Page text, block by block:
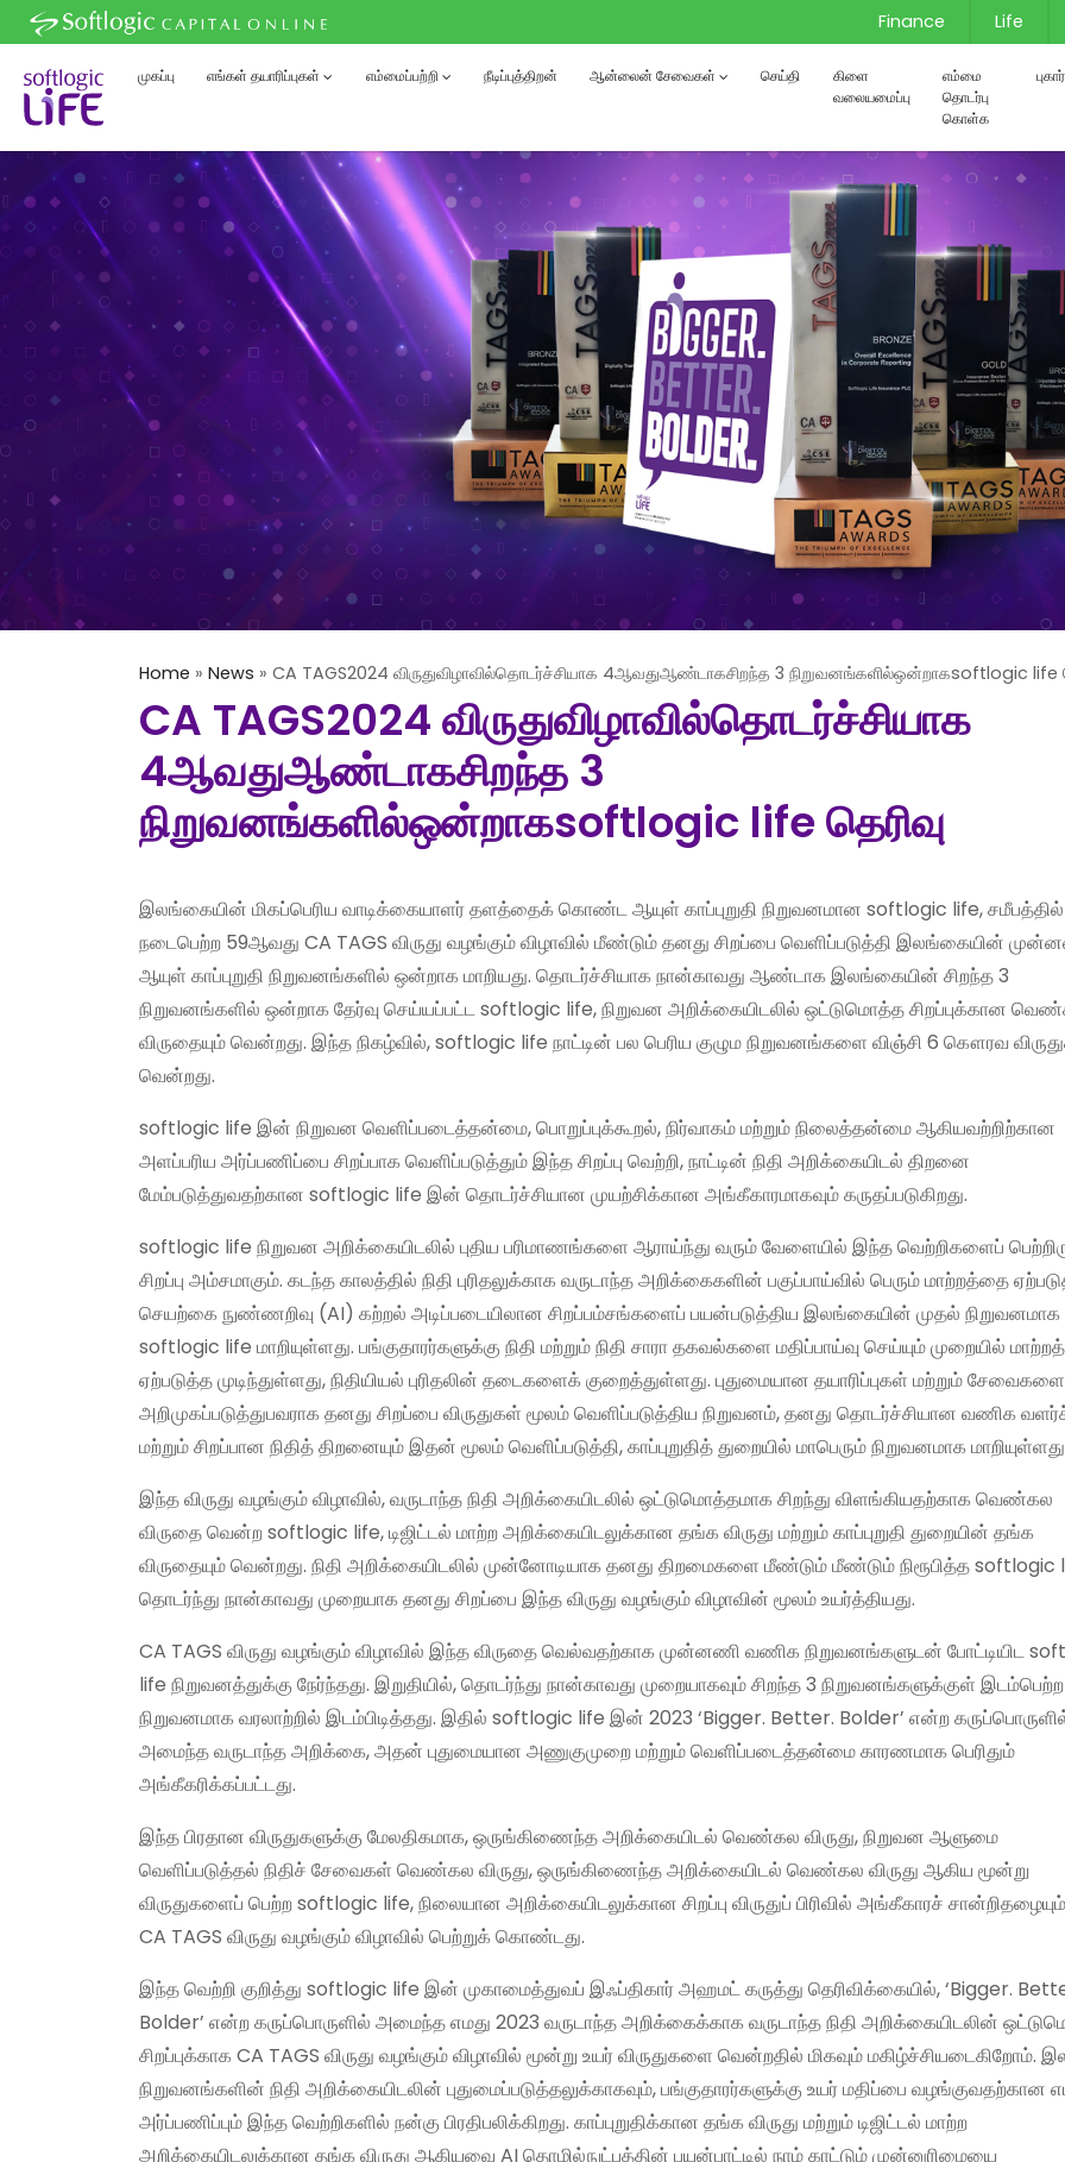
Finance Life
முகப்பு எங்கள் தயாரிப்புகள் எம்மைப்பற்றி நீடிப்புத்திறன் ஆன்லைன் சேவைகள் செய்தி
கிளை
வலையமைப்பு
எம்மை
தொடர்பு
கொள்க
Home » News » CA TAGS2024 விருதுவிழாவில்தொடர்ச்சியாக 4ஆவதுஆண்டாகசிறந்த 3 நிறுவனங்களில்ஒன்றாகsoftlogic life
CA TAGS2024 விருதுவிழாவில்தொடர்ச்சியாக
4ஆவதுஆண்டாகசிறந்த 3
நிறுவனங்களில்ஒன்றாகsoftlogic life தெரிவு
இலங்கையின் மிகப்பெரிய வாடிக்கையாளர் தளத்தைக் கொண்ட ஆயுள் காப்புறுதி நிறுவனமான softlogic life, சமீபத்தில்
நடைபெற்ற 59ஆவது CA TAGS விருது வழங்கும் விழாவில் மீண்டும் தனது சிறப்பை வெளிப்படுத்தி இலங்கையின்
ஆயுள் காப்புறுதி நிறுவனங்களில் ஒன்றாக மாறியது. தொடர்ச்சியாக நான்காவது ஆண்டாக இலங்கையின் சிறந்த 3
நிறுவனங்களில் ஒன்றாக தேர்வு செய்யப்பட்ட softlogic life, நிறுவன அறிக்கையிடலில் ஒட்டுமொத்த சிறப்புக்கான
விருதையும் வென்றது. இந்த நிகழ்வில், softlogic life நாட்டின் பல பெரிய குழும நிறுவனங்களை விஞ்சி 6 கௌரவ
வென்றது.
softlogic life இன் நிறுவன வெளிப்படைத்தன்மை, பொறுப்புக்கூறல், நிர்வாகம் மற்றும் நிலைத்தன்மை ஆகியவற்றிற்கான
அளப்பரிய அர்ப்பணிப்பை சிறப்பாக வெளிப்படுத்தும் இந்த சிறப்பு வெற்றி, நாட்டின் நிதி அறிக்கையிடல் திறனை
மேம்படுத்துவதற்கான softlogic life இன் தொடர்ச்சியான முயற்சிக்கான அங்கீகாரமாகவும் கருதப்படுகிறது.
softlogic life நிறுவன அறிக்கையிடலில் புதிய பரிமாணங்களை ஆராய்ந்து வரும் வேளையில் இந்த வெற்றிகளைப்
சிறப்பு அம்சமாகும். கடந்த காலத்தில் நிதி புரிதலுக்காக வருடாந்த அறிக்கைகளின் பகுப்பாய்வில் பெரும் மாற்றத்தை
செயற்கை நுண்ணறிவு (AI) கற்றல் அடிப்படையிலான சிறப்பம்சங்களைப் பயன்படுத்திய இலங்கையின் முதல் நிறுவனமாக
softlogic life மாறியுள்ளது. பங்குதாரர்களுக்கு நிதி மற்றும் நிதி சாரா தகவல்களை மதிப்பாய்வு செய்யும் முறையில்
ஏற்படுத்த முடிந்துள்ளது, நிதியியல் புரிதலின் தடைகளைக் குறைத்துள்ளது. புதுமையான தயாரிப்புகள் மற்றும் சேவைகளை
அறிமுகப்படுத்துபவராக தனது சிறப்பை விருதுகள் மூலம் வெளிப்படுத்திய நிறுவனம், தனது தொடர்ச்சியான வணிக
மற்றும் சிறப்பான நிதித் திறனையும் இதன் மூலம் வெளிப்படுத்தி, காப்புறுதித் துறையில் மாபெரும் நிறுவனமாக
இந்த விருது வழங்கும் விழாவில், வருடாந்த நிதி அறிக்கையிடலில் ஒட்டுமொத்தமாக சிறந்து விளங்கியதற்காக வெண்கல
விருதை வென்ற softlogic life, டிஜிட்டல் மாற்ற அறிக்கையிடலுக்கான தங்க விருது மற்றும் காப்புறுதி துறையின் தங்க
விருதையும் வென்றது. நிதி அறிக்கையிடலில் முன்னோடியாக தனது திறமைகளை மீண்டும் மீண்டும் நிரூபித்த softlogic
தொடர்ந்து நான்காவது முறையாக தனது சிறப்பை இந்த விருது வழங்கும் விழாவின் மூலம் உயர்த்தியது.
CA TAGS விருது வழங்கும் விழாவில் இந்த விருதை வெல்வதற்காக முன்னணி வணிக நிறுவனங்களுடன் போட்டியிட
life நிறுவனத்துக்கு நேர்ந்தது. இறுதியில், தொடர்ந்து நான்காவது முறையாகவும் சிறந்த 3 நிறுவனங்களுக்குள்
நிறுவனமாக வரலாற்றில் இடம்பிடித்தது. இதில் softlogic life இன் 2023 ‘Bigger. Better. Bolder’ என்ற
அமைந்த வருடாந்த அறிக்கை, அதன் புதுமையான அணுகுமுறை மற்றும் வெளிப்படைத்தன்மை காரணமாக பெரிதும்
அங்கீகரிக்கப்பட்டது.
இந்த பிரதான விருதுகளுக்கு மேலதிகமாக, ஒருங்கிணைந்த அறிக்கையிடல் வெண்கல விருது, நிறுவன ஆளுமை
வெளிப்படுத்தல் நிதிச் சேவைகள் வெண்கல விருது, ஒருங்கிணைந்த அறிக்கையிடல் வெண்கல விருது ஆகிய மூன்று
விருதுகளைப் பெற்ற softlogic life, நிலையான அறிக்கையிடலுக்கான சிறப்பு விருதுப் பிரிவில் அங்கீகாரச்
CA TAGS விருது வழங்கும் விழாவில் பெற்றுக் கொண்டது.
இந்த வெற்றி குறித்து softlogic life இன் முகாமைத்துவப் இஃப்திகார் அஹமட் கருத்து தெரிவிக்கையில், ‘Bigger.
Bolder’ என்ற கருப்பொருளில் அமைந்த எமது 2023 வருடாந்த அறிக்கைக்காக வருடாந்த நிதி அறிக்கையிடலின்
சிறப்புக்காக CA TAGS விருது வழங்கும் விழாவில் மூன்று உயர் விருதுகளை வென்றதில் மிகவும் மகிழ்ச்சியடைகிறோம்.
நிறுவனங்களின் நிதி அறிக்கையிடலின் புதுமைப்படுத்தலுக்காகவும், பங்குதாரர்களுக்கு உயர் மதிப்பை வழங்குவதற்கான
அர்ப்பணிப்பும் இந்த வெற்றிகளில் நன்கு பிரதிபலிக்கிறது. காப்புறுதிக்கான தங்க விருது மற்றும் டிஜிட்டல் மாற்ற
அறிக்கையிடலுக்கான தங்க விருது ஆகியவை AI தொழில்நுட்பத்தின் பயன்பாட்டில் நாம் காட்டும் முன்னுரிமையை